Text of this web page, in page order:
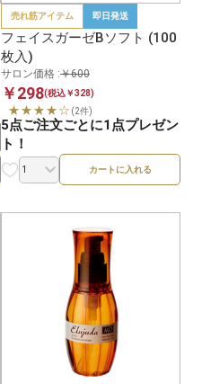
売れ筋アイテム 即日発送
フェイスガーゼBソフト (100
枚入)
サロン価格 :￥600
￥298(税込￥328)
★★★★☆ (2件)
5点ご注文ごとに1点プレゼン
ト！
カートに入れる